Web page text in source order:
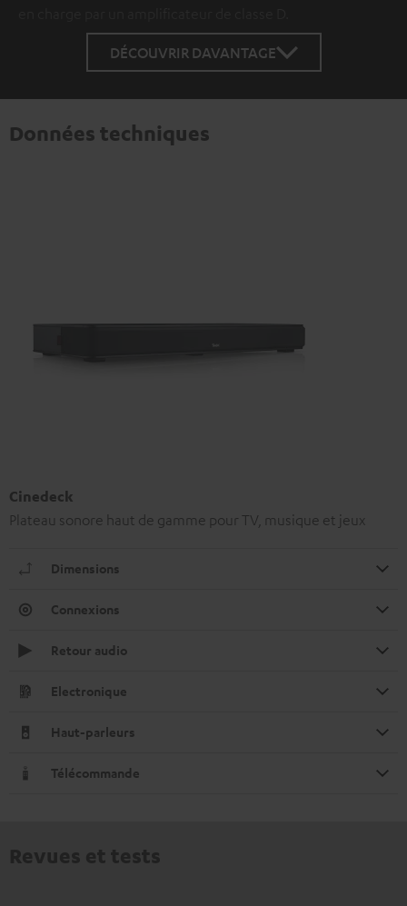
DÉCOUVRIR DAVANTAGE
Données techniques
Cinedeck
Plateau sonore haut de gamme pour TV, musique et jeux
Dimensions
Connexions
Retour audio
Electronique
Haut-parleurs
Télécommande